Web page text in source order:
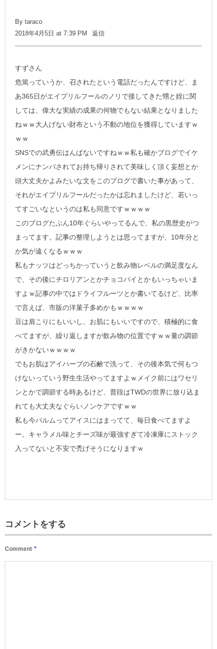
By taraco
2018年4月5日 at 7:39 PM
返信
すずさん
危篤っていうか、召されたという電話だったんですけど、ま
あ365日がエイプリルフールのノリで接してきた甥と姪に関
しては、偉大な実績の成果の何物でもない結果となりました
ねｗｗ大人げない財布という不動の地位を獲得していますｗ
ｗｗ
SNSでの武勇伝はんぱないですねｗｗ私も確かブログでイケ
メンにナンパされてお持ち帰りされて美味しく頂く妄想とか
頭大丈夫かよみたいな文をこのブログで書いた事があって、
それがエイプリルフールだったかは忘れましたけど、若いっ
てすごいなというのは私も同意ですｗｗｗｗ
このブログたぶん10年ぐらいやってるんで、私の黒歴史がつ
まってます。記事の整理しようとは思ってますが、10年分と
か気が遠くなるｗｗｗ
私もナッツはどっちかっていうと飲み物レベルの満足度なん
で、その後にチロリアンとかチョコパイとかもいっちゃいま
すよｗ記事の中ではドライフルーツとか書いてるけど、比率
で言えば、市販の洋菓子多めかもｗｗｗｗ
豆は肩こりにもいいし、お肌にもいいですので、積極的に食
べてますが、繰り返しますが飲み物の位置ですｗｗ量の調節
がきかないｗｗｗｗ
でもお肌はアイハーブの石鹸で洗って、その後本気で何もつ
けないっていう野生生活やってますよｗメイク前にはワセリ
ンとかで調節する時あるけど、普段はTWDの世界に放り込ま
れても大丈夫なぐらいノンケアですｗｗ
私も今パルムってアイスにはまってて、毎日食べてますよ
ー。キャラメル味とチーズ味が最強すぎて冷凍庫にストック
入ってないと不安で禿げそうになりますｗ
コメントをする
Comment *